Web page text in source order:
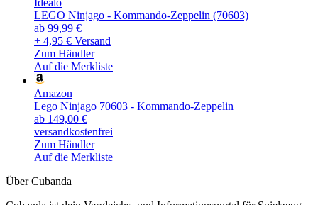
LEGO Ninjago - Kommando-Zeppelin (70603)
ab 99,99 €
+ 4,95 € Versand
Zum Händler
Auf die Merkliste
Amazon
Lego Ninjago 70603 - Kommando-Zeppelin
ab 149,00 €
versandkostenfrei
Zum Händler
Auf die Merkliste
Über Cubanda